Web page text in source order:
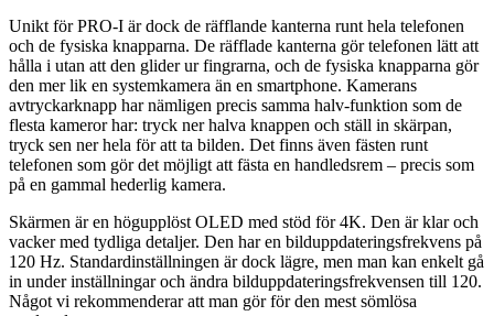
Unikt för PRO-I är dock de räfflande kanterna runt hela telefonen
och de fysiska knapparna. De räfflade kanterna gör telefonen lätt att
hålla i utan att den glider ur fingrarna, och de fysiska knapparna gör
den mer lik en systemkamera än en smartphone. Kamerans
avtryckarknapp har nämligen precis samma halv-funktion som de
flesta kameror har: tryck ner halva knappen och ställ in skärpan,
tryck sen ner hela för att ta bilden. Det finns även fästen runt
telefonen som gör det möjligt att fästa en handledsrem – precis som
på en gammal hederlig kamera.
Skärmen är en högupplöst OLED med stöd för 4K. Den är klar och
vacker med tydliga detaljer. Den har en bilduppdateringsfrekvens på
120 Hz. Standardinställningen är dock lägre, men man kan enkelt gå
in under inställningar och ändra bilduppdateringsfrekvensen till 120.
Något vi rekommenderar att man gör för den mest sömlösa